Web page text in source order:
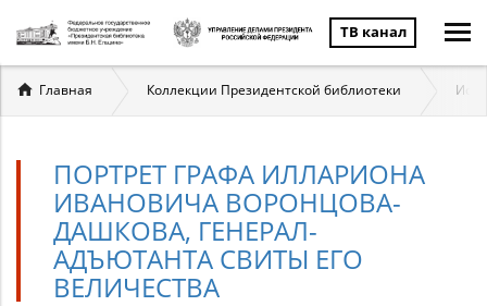
ТВ канал
Вы
здесь
Главная Коллекции Президентской библиотеки
ПОРТРЕТ ГРАФА ИЛЛАРИОНА
ИВАНОВИЧА ВОРОНЦОВА-
ДАШКОВА, ГЕНЕРАЛ-
АДЪЮТАНТА СВИТЫ ЕГО
ВЕЛИЧЕСТВА